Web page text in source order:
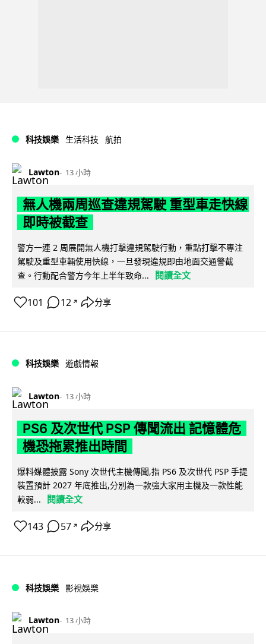
科技娛樂 生活科技 航拍
Lawton 13 小時
無人機兩周巡查違規駕駛 重型車走快線
即時被截查
警方一連 2 周展開無人機打擊違規駕駛行動，重點打擊不專注
駕駛及重型車輛使用快線，一旦發現違規即由地面交通警截
查。行動配合警方今年上半年致命...
閱讀全文
101 12 ↗ 分享
科技娛樂 遊戲情報
Lawton 13 小時
PS6 及次世代 PSP 傳聞流出 記憶體危
機恐拖累推出時間
爆料媒體披露 Sony 次世代主機傳聞,指 PS6 及次世代 PSP 手提
裝置預計 2027 年底推出,分別為一款強大家用主機及一款性能
較弱...
閱讀全文
143 57 ↗ 分享
科技娛樂 影視娛樂
Lawton 13 小時